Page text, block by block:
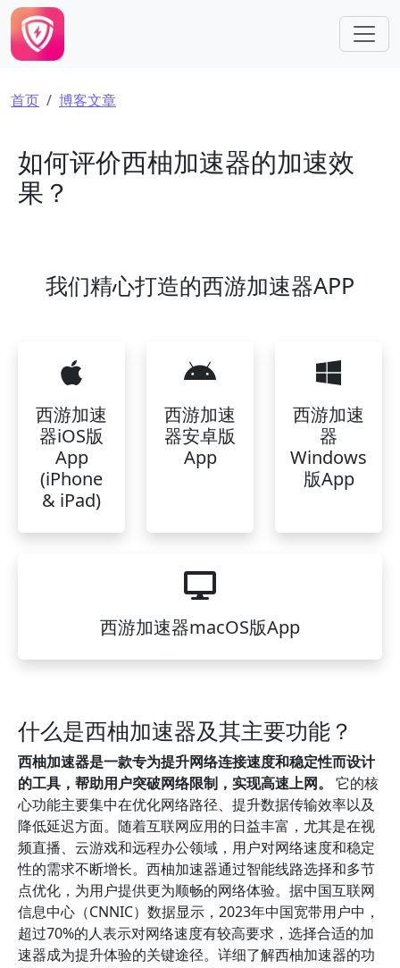
跳转到主要内容
面包屑
首页 博客文章
如何评价西柚加速器的加速效
果？
我们精心打造的西游加速器APP
西游加速
器iOS版
App
(iPhone
& iPad)
西游加速
器安卓版
App
西游加速
器
Windows
版App
西游加速器macOS版App
什么是西柚加速器及其主要功能？
西柚加速器是一款专为提升网络连接速度和稳定性而设计
的工具，帮助用户突破网络限制，实现高速上网。
它的核
心功能主要集中在优化网络路径、提升数据传输效率以及
降低延迟方面。随着互联网应用的日益丰富，尤其是在视
频直播、云游戏和远程办公领域，用户对网络速度和稳定
性的需求不断增长。西柚加速器通过智能线路选择和多节
点优化，为用户提供更为顺畅的网络体验。据中国互联网
信息中心（CNNIC）数据显示，2023年中国宽带用户中，
超过70%的人表示对网络速度有较高要求，选择合适的加
速器成为提升体验的关键途径。详细了解西柚加速器的功